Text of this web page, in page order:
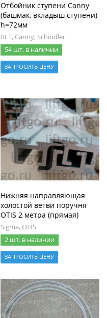
Отбойник ступени Canny
(башмак, вкладыш ступени)
h=72мм
BLT, Canny, Schindler
54 шт. в наличии
ЗАПРОСИТЬ ЦЕНУ
Нижняя направляющая
холостой ветви поручня
OTIS 2 метра (прямая)
Sigma, OTIS
2 шт. в наличии
ЗАПРОСИТЬ ЦЕНУ